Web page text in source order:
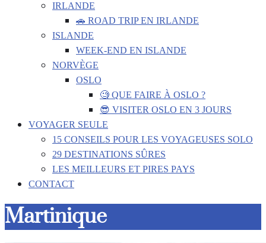
IRLANDE
🚗 ROAD TRIP EN IRLANDE
ISLANDE
WEEK-END EN ISLANDE
NORVÈGE
OSLO
🧐 QUE FAIRE À OSLO ?
😎 VISITER OSLO EN 3 JOURS
VOYAGER SEULE
15 CONSEILS POUR LES VOYAGEUSES SOLO
29 DESTINATIONS SÛRES
LES MEILLEURS ET PIRES PAYS
CONTACT
Martinique